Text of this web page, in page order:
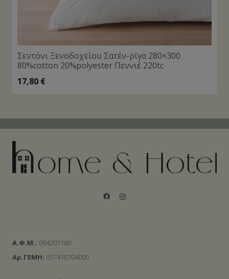
Σεντόνι Ξενοδοχείου Σατέν-ρίγα 280×300
80%cotton 20%polyester Πεννιέ 220tc
17,80 €
Α.Φ.Μ.: 094201160
Αρ.ΓΕΜΗ: 057410704000